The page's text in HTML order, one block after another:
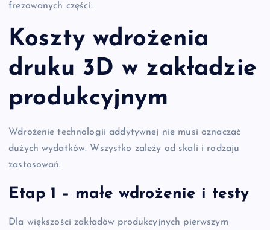
frezowanych części.
Koszty wdrożenia
druku 3D w zakładzie
produkcyjnym
Wdrożenie technologii addytywnej nie musi oznaczać
dużych wydatków. Wszystko zależy od skali i rodzaju
zastosowań.
Etap 1 – małe wdrożenie i testy
Dla większości zakładów produkcyjnych pierwszym